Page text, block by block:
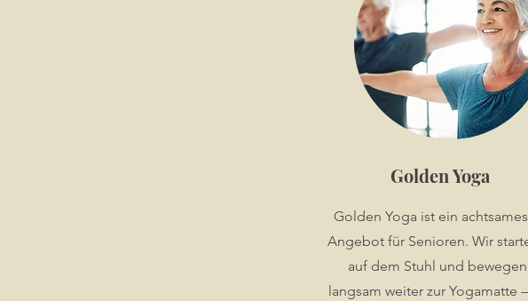
Golden Yoga
Golden Yoga ist ein
Angebot für Senioren. Wir
auf dem Stuhl und
langsam weiter zur Yogamatte